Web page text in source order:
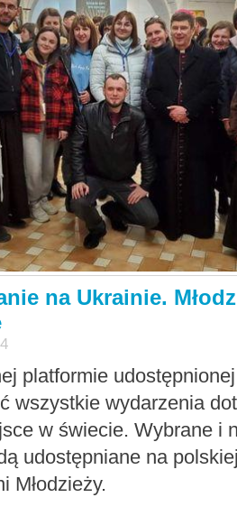
na Ukrainie.
platformie
wszystkie wydarzenia
w świecie. Wybrane i
udostępniane na
Młodzieży.